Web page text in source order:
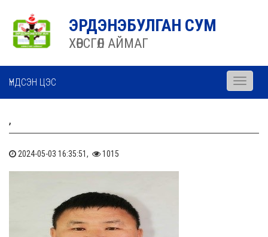
ЭРДЭНЭБУЛГАН СУМ
ХӨВСГӨЛ АЙМАГ
ҮНДСЭН ЦЭС
Toggle
,
2024-05-03 16:35:51, 1015